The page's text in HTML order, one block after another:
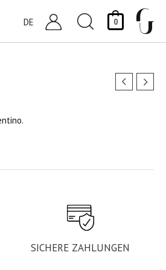
DE Suchen
0
SICHERE ZAHLUNGEN